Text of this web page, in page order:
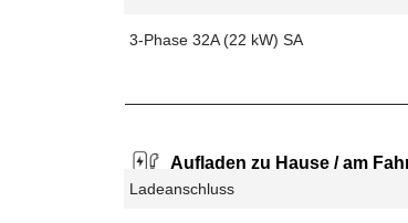
3-Phase 32A (22 kW) SA
Aufladen zu Hause / am
Ladeanschluss